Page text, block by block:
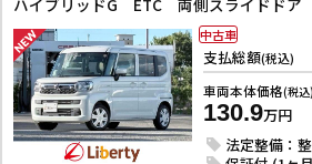
支払総額(税込)
車両本体価格(税込)
130.9万円
法定整備：
中古車